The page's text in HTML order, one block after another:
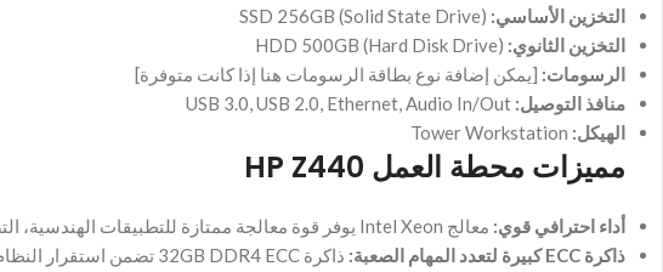
التخزين الأساسي:
التخزين الثانوي:
الرسومات: [يمكن إضافة نوع بطاقة الرسومات هنا إذا كانت متوفرة]
منافذ التوصيل:
الهيكل:
مميزات محطة العمل HP Z440
أداء احترافي قوي: معالج Intel Xeon يوفر قوة معالجة ممتازة للتطبيقات الهندسية، التصميم، وتحرير الفيديو.
ذاكرة ECC كبيرة لتعدد المهام الصعبة:
ذاكرة 32GB DDR4 ECC تضمن استقرار النظام وتجنب الأخطاء أثناء العمل على مشاريع كبيرة.